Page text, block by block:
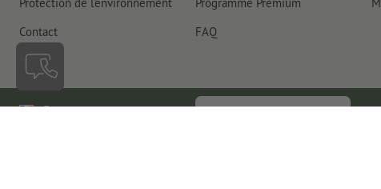
Contact
FAQ
France Rétractation du contrat